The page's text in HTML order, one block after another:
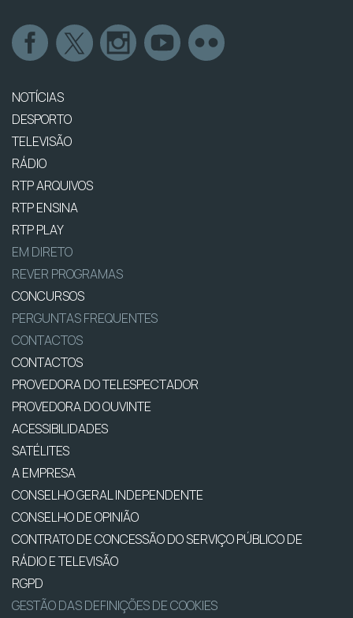
NOTÍCIAS
DESPORTO
TELEVISÃO
RÁDIO
RTP ARQUIVOS
RTP ENSINA
RTP PLAY
EM DIRETO
REVER PROGRAMAS
CONCURSOS
PERGUNTAS FREQUENTES
CONTACTOS
CONTACTOS
PROVEDORA DO TELESPECTADOR
PROVEDORA DO OUVINTE
ACESSIBILIDADES
SATÉLITES
A EMPRESA
CONSELHO GERAL INDEPENDENTE
CONSELHO DE OPINIÃO
CONTRATO DE CONCESSÃO DO SERVIÇO PÚBLICO DE
RÁDIO E TELEVISÃO
RGPD
GESTÃO DAS DEFINIÇÕES DE COOKIES